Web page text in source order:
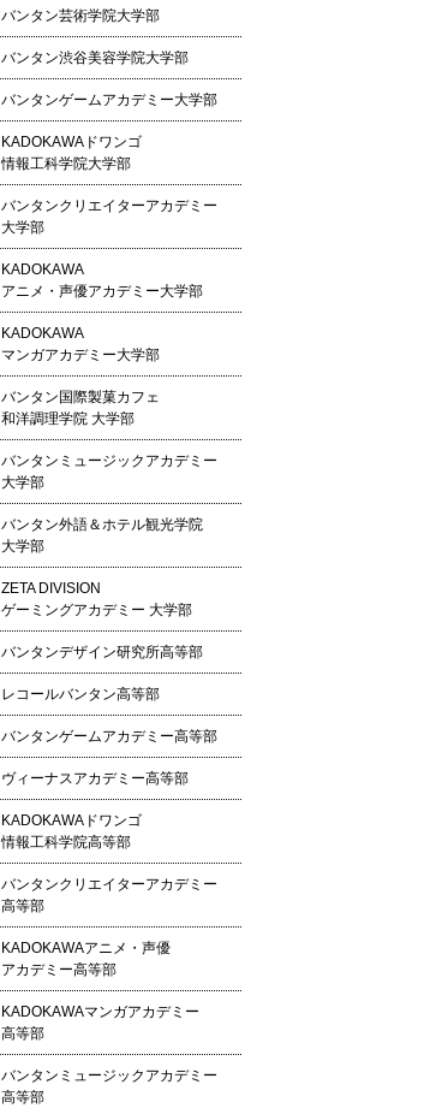
バンタン芸術学院大学部
バンタン渋谷美容学院大学部
バンタンゲームアカデミー大学部
KADOKAWAドワンゴ
情報工科学院大学部
バンタンクリエイターアカデミー
大学部
KADOKAWA
アニメ・声優アカデミー大学部
KADOKAWA
マンガアカデミー大学部
バンタン国際製菓カフェ
和洋調理学院 大学部
バンタンミュージックアカデミー
大学部
バンタン外語＆ホテル観光学院
大学部
ZETA DIVISION
ゲーミングアカデミー 大学部
バンタンデザイン研究所高等部
レコールバンタン高等部
バンタンゲームアカデミー高等部
ヴィーナスアカデミー高等部
KADOKAWAドワンゴ
情報工科学院高等部
バンタンクリエイターアカデミー
高等部
KADOKAWAアニメ・声優
アカデミー高等部
KADOKAWAマンガアカデミー
高等部
バンタンミュージックアカデミー
高等部